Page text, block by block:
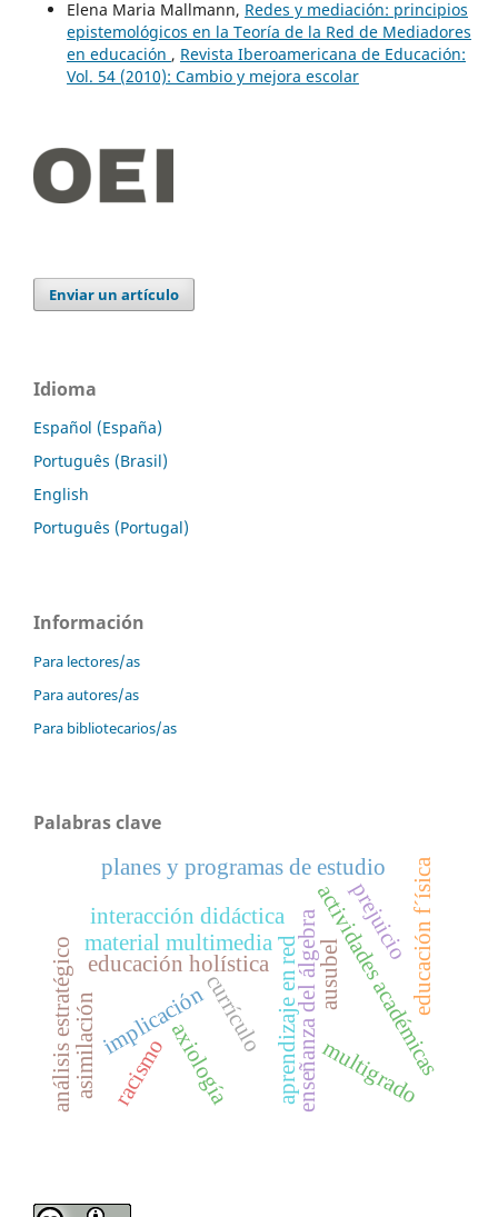
Elena Maria Mallmann, Redes y mediación: principios
epistemológicos en la Teoría de la Red de Mediadores
en educación , Revista Iberoamericana de Educación:
Vol. 54 (2010): Cambio y mejora escolar
Enviar un artículo
Idioma
Español (España)
Português (Brasil)
English
Português (Portugal)
Información
Para lectores/as
Para autores/as
Para bibliotecarios/as
Palabras clave
currículo
implicación
axiología
material multimedia enseñanza del álgebra
educación holística
análisis estratégico actividades académicas
planes y programas de estudio
aprendizaje en red educación f´ísica
asimilación racismo
prejuicio
interacción didáctica
ausubel
multigrado